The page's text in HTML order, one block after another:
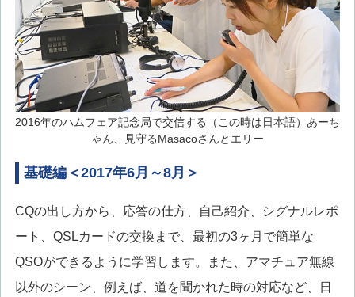
2016年のハムフェア記念局で交信する（この時は日本語）あーち
ゃん、見守るMasacoさんとエリー
基礎編＜2017年6月～8月＞
CQの出し方から、応答の仕方、自己紹介、シグナルレポ
ート、QSLカードの交換まで、最初の3ヶ月で簡単な
QSOができるように学習します。また、アマチュア無線
以外のシーン、例えば、道を聞かれた時の対応など、日